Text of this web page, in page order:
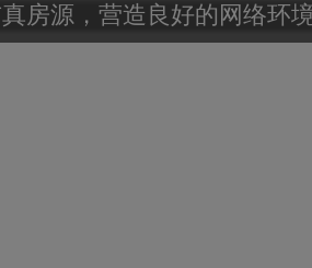
小鱼网温馨提示：发布真房源，营造良好的网络环境，请各合作伙伴自查自纠！